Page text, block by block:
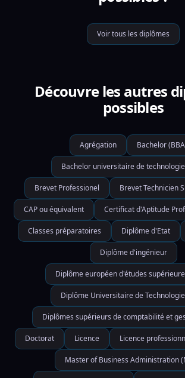
Voir tous les diplômes
Découvre les autres
possibles
Agrégation Bachelor
Bachelor universitaire de
Brevet Professionel Brevet Technicien
CAP ou équivalent Certificat d'Aptitude
Classes préparatoires Diplôme d'Etat
Diplôme d'ingénieur
Diplôme européen d'études
Diplôme Universitaire de
Diplômes supérieurs de comptabilité et
Doctorat Licence Licence
Master of Business Administration